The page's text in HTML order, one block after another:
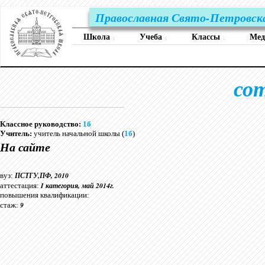
Православная Свято-
Школа ↓ Учеба ↓ Классы ↓
Классное руководство: 1б
Учитель:учитель начальной школы (1б)
На сайте
вуз:ПСТГУ,ПФ, 2010
аттестация:I категория, май 2014г.
повышения квалификации:
стаж:9